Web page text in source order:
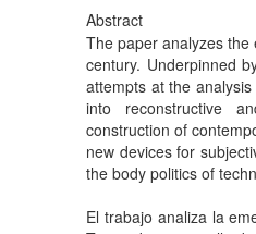
Abstract
The paper analyzes
century. Underpinned
attempts at the
into reconstructive
construction of
new devices for
the body politics of
El trabajo analiza la